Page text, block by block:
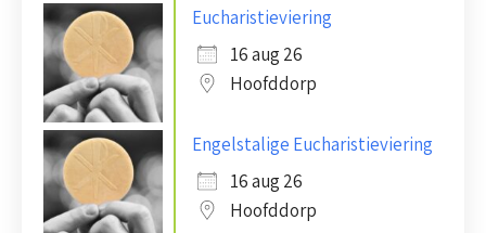
Eucharistieviering
16 aug 26
Hoofddorp
Engelstalige Eucharistieviering
16 aug 26
Hoofddorp